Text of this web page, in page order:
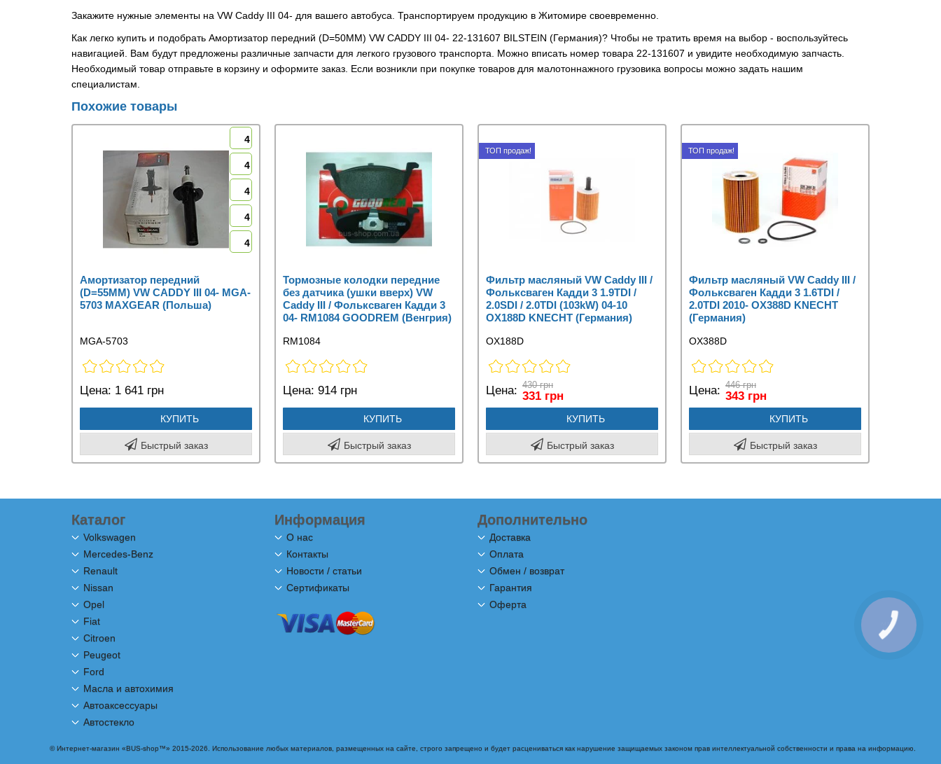
Закажите нужные элементы на VW Caddy III 04- для вашего автобуса. Транспортируем продукцию в Житомире своевременно.
Как легко купить и подобрать Амортизатор передний (D=50MM) VW CADDY III 04- 22-131607 BILSTEIN (Германия)? Чтобы не тратить время на выбор - воспользуйтесь
навигацией. Вам будут предложены различные запчасти для легкого грузового транспорта. Можно вписать номер товара 22-131607 и увидите необходимую запчасть.
Необходимый товар отправьте в корзину и оформите заказ. Если возникли при покупке товаров для малотоннажного грузовика вопросы можно задать нашим
специалистам.
Похожие товары
4
4
4
4
4
Амортизатор передний
(D=55MM) VW CADDY III 04- MGA-
5703 MAXGEAR (Польша)
MGA-5703
Цена: 1 641 грн
КУПИТЬ
Быстрый заказ
Тормозные колодки передние
без датчика (ушки вверх) VW
Caddy III / Фольксваген Кадди 3
04- RM1084 GOODREM (Венгрия)
RM1084
Цена: 914 грн
КУПИТЬ
Быстрый заказ
ТОП продаж!
Фильтр масляный VW Caddy III /
Фольксваген Кадди 3 1.9TDI /
2.0SDI / 2.0TDI (103kW) 04-10
OX188D KNECHT (Германия)
OX188D
Цена: 430 грн
331 грн
КУПИТЬ
Быстрый заказ
ТОП продаж!
Фильтр масляный VW Caddy III /
Фольксваген Кадди 3 1.6TDI /
2.0TDI 2010- OX388D KNECHT
(Германия)
OX388D
Цена: 446 грн
343 грн
КУПИТЬ
Быстрый заказ
Каталог
Volkswagen
Mercedes-Benz
Renault
Nissan
Opel
Fiat
Citroen
Peugeot
Ford
Масла и автохимия
Автоаксессуары
Автостекло
Информация
О нас
Контакты
Новости / статьи
Сертификаты
Дополнительно
Доставка
Оплата
Обмен / возврат
Гарантия
Оферта
© Интернет-магазин «BUS-shop™» 2015-2026. Использование любых материалов, размещенных на сайте, строго запрещено и будет расцениваться как нарушение защищаемых законом прав интеллектуальной собственности и права на информацию.